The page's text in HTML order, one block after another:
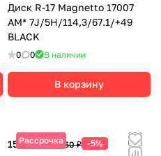
Диск R-17 Magnetto 17007
АМ* 7J/5H/114,3/67.1/+49
BLACK
0 0 В наличии
В корзину
Рассрочка
15 440 ₽16 250 ₽ -5%